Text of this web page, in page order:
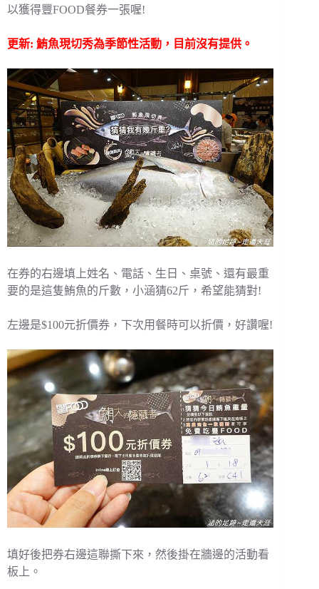
以獲得豐FOOD餐券一張喔!
更新: 鮪魚現切秀為季節性活動，目前沒有提供。
在券的右邊填上姓名、電話、生日、桌號、還有最重
要的是這隻鮪魚的斤數，小涵猜62斤，希望能猜對!
左邊是$100元折價券，下次用餐時可以折價，好讚喔!
填好後把券右邊這聯撕下來，然後掛在牆邊的活動看
板上。